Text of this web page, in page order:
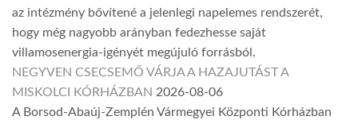
az intézmény bővítené a jelenlegi napelemes rendszerét,
hogy még nagyobb arányban fedezhesse saját
villamosenergia-igényét megújuló forrásból.
NEGYVEN CSECSEMŐ VÁRJA A HAZAJUTÁST A
MISKOLCI KÓRHÁZBAN 2026-08-06
A Borsod-Abaúj-Zemplén Vármegyei Központi Kórházban